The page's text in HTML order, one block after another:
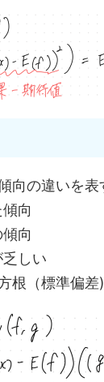
向の違いを表
向
向
しい
根（標準偏